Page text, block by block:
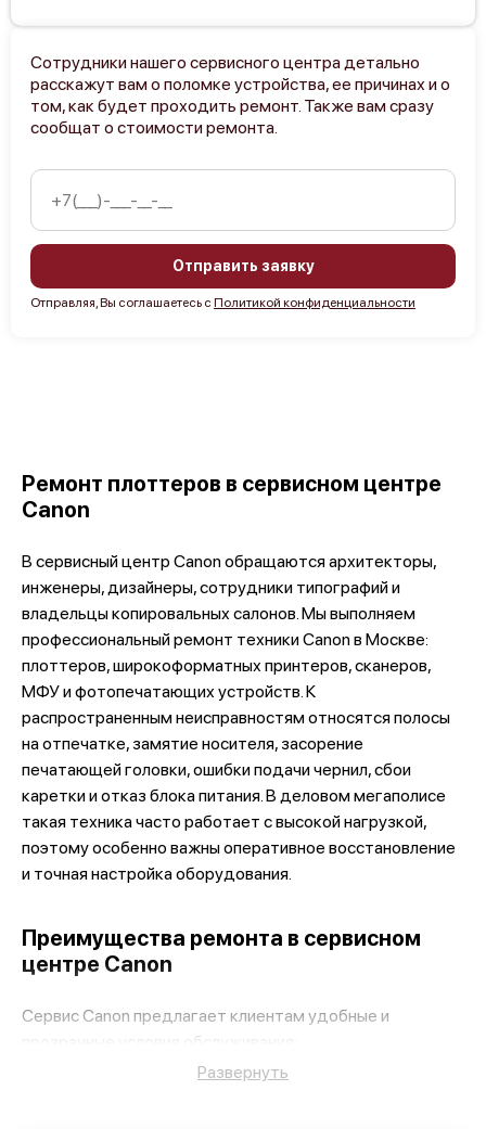
Canon imagePROGRAF W6400
Canon imagePROGRAF W6200
Canon imagePROGRAF TM-305
Сотрудники нашего сервисного центра детально
расскажут вам о поломке устройства, ее причинах и о
том, как будет проходить ремонт. Также вам сразу
сообщат о стоимости ремонта.
Отправить заявку
Отправляя, Вы соглашаетесь с Политикой конфиденциальности
Ремонт плоттеров в сервисном центре
Canon
В сервисный центр Canon обращаются архитекторы,
инженеры, дизайнеры, сотрудники типографий и
владельцы копировальных салонов. Мы выполняем
профессиональный ремонт техники Canon в Москве:
плоттеров, широкоформатных принтеров, сканеров,
МФУ и фотопечатающих устройств. К
распространенным неисправностям относятся полосы
на отпечатке, замятие носителя, засорение
печатающей головки, ошибки подачи чернил, сбои
каретки и отказ блока питания. В деловом мегаполисе
такая техника часто работает с высокой нагрузкой,
поэтому особенно важны оперативное восстановление
и точная настройка оборудования.
Преимущества ремонта в сервисном
центре Canon
Сервис Canon предлагает клиентам удобные и
прозрачные условия обслуживания:
принимаем плоттеры разных серий, форматов и
Развернуть